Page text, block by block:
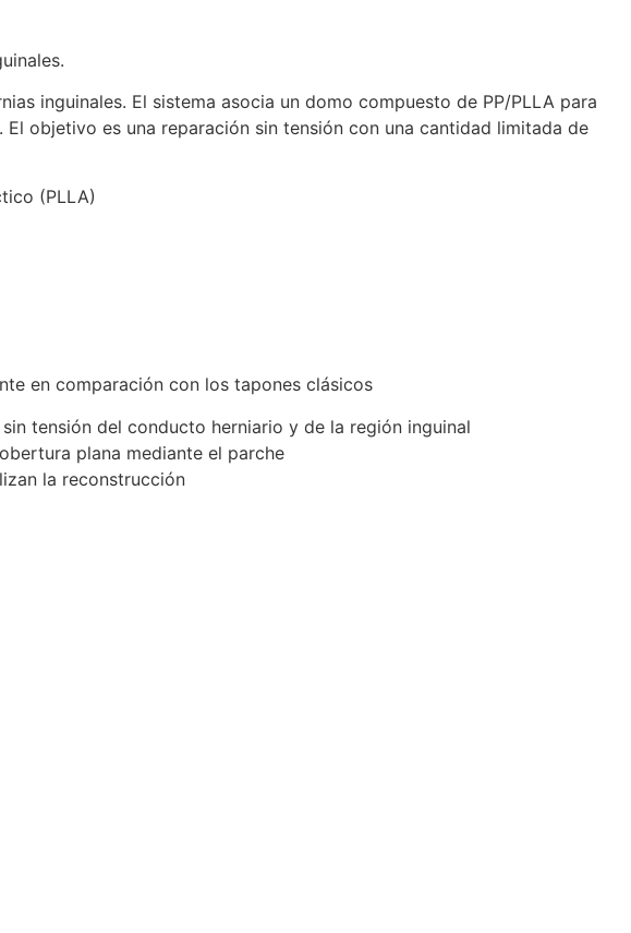
inguinales. El sistema asocia un domo compuesto de PP/PLLA para
objetivo es una reparación sin tensión con una cantidad limitada de
(PLLA)
en comparación con los tapones clásicos
tensión del conducto herniario y de la región inguinal
plana mediante el parche
la reconstrucción